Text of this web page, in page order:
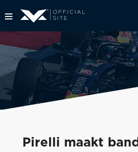
Pirelli maakt